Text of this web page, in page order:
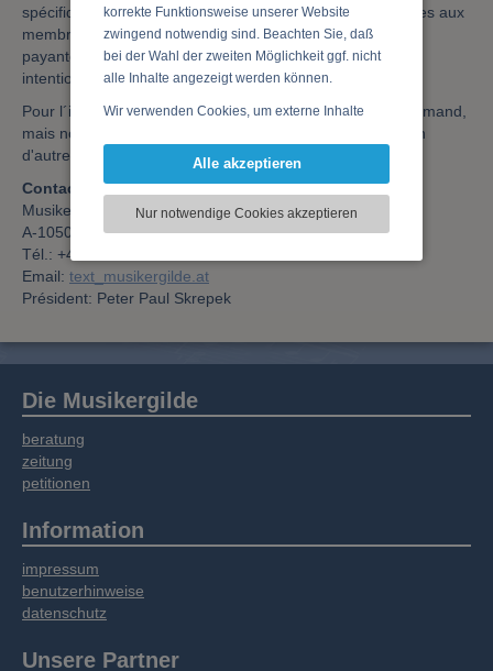
korrekte Funktionsweise unserer Website
zwingend notwendig sind. Beachten Sie, daß
bei der Wahl der zweiten Möglichkeit ggf. nicht
alle Inhalte angezeigt werden können.
Wir verwenden Cookies, um externe Inhalte
Funktionen für soziale Medien anbieten zu
zu analysieren. Dabei werden ggf.
Informationen zu Ihrer Verwendung unserer
soziale Medien, Werbung und Analysen
weitergegeben. Unsere Partner führen diese
Informationen möglicherweise mit weiteren
Alle akzeptieren
Nur notwendige Cookies akzeptieren
spécifiques de notre service " online " sont seul accessibles aux
membres qui ont payé leur contribution. La solidarité est
payante et la contribution annuelle de 36 Euro est
intentionnellement moins chère.
Pour l´instant nos pages Internet ne paraissent qu´en allemand,
mais nous travaillons sur la publication de nos services en
d'autres langues plus répandues.
Contactez:
Musiker-Komponisten-AutorenGilde
A-1050 Vienne, Gartengasse 22
Tél.: +43-1-544 55 99
Email: text_musikergilde.at
Président: Peter Paul Skrepek
Die Musikergilde
beratung
zeitung
petitionen
Information
impressum
benutzerhinweise
datenschutz
Unsere Partner